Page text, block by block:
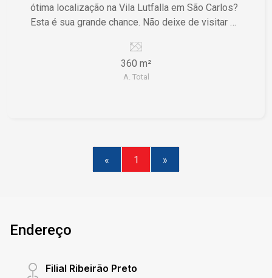
ótima localização na Vila Lutfalla em São Carlos?
Esta é sua grande chance. Não deixe de visitar e
360 m²
A. Total
« 1 »
Endereço
Filial Ribeirão Preto